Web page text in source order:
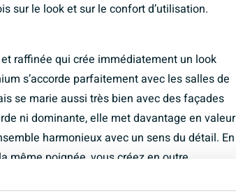
sur le look et sur le confort d’utilisation.
raffinée qui crée immédiatement un look
s’accorde parfaitement avec les salles de
se marie aussi très bien avec des façades
ni dominante, elle met davantage en valeur
harmonieux avec un sens du détail. En
même poignée, vous créez en outre
à votre ensemble de meubles de WC une